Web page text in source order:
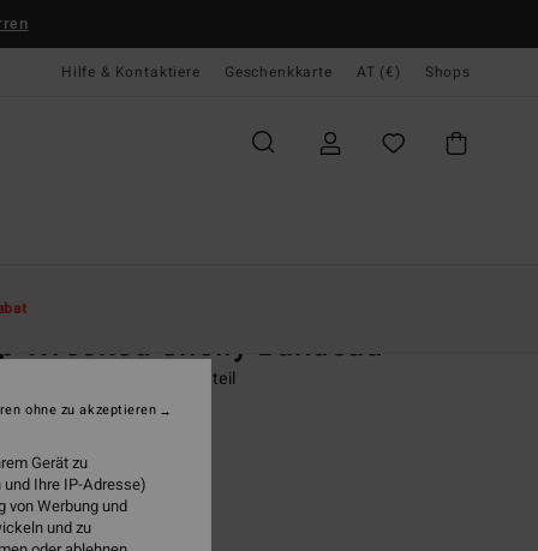
Hilfe & Kontaktiere Geschenkkarte AT (€) Shops
Wrecked Shelly Bandeau
Grün Bandeau-Bikinioberteil
RABATT EXTRA 25%
Gerät zu
Ihre IP-Adresse)
von Werbung und
und zu
ohne zu akzeptieren